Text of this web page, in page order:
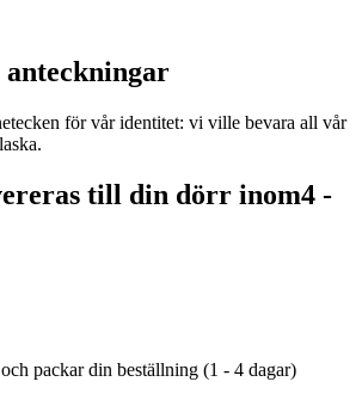
för vår identitet: vi ville bevara all vår
till din dörr inom4 -
packar din beställning (1 - 4 dagar)